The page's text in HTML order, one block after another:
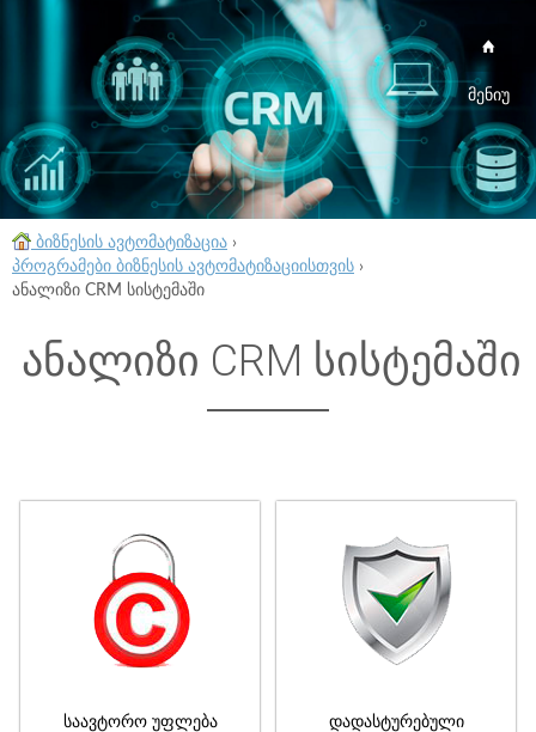
მენიუ
ბიზნესის ავტომატიზაცია ›
პროგრამები ბიზნესის ავტომატიზაციისთვის ›
ანალიზი CRM სისტემაში
ანალიზი CRM სისტემაში
საავტორო უფლება
დადასტურებული